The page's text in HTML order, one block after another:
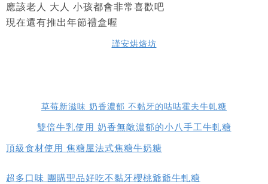
應該老人 大人 小孩都會非常喜歡吧
現在還有推出年節禮盒喔
謹安烘焙坊
草莓新滋味 奶香濃郁 不黏牙的咕咕霍夫牛軋糖
雙倍牛乳使用 奶香無敵濃郁的小八手工牛軋糖
頂級食材使用 焦糖屋法式焦糖牛奶糖
超多口味 團購聖品好吃不黏牙櫻桃爺爺牛軋糖